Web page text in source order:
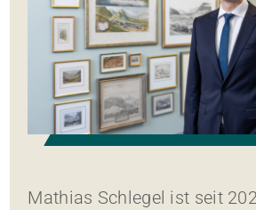
Mathias Schlegel ist seit